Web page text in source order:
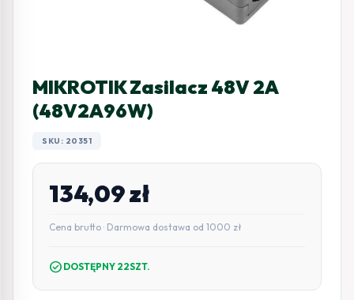
MIKROTIK Zasilacz 48V 2A
(48V2A96W)
SKU: 20351
134,09zł
Cena brutto · Darmowa dostawa od 1000 zł
check_circle DOSTĘPNY 22SZT.